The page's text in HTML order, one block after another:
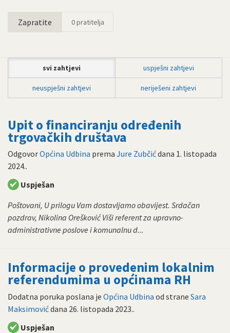
Zapratite 0pratitelja
svi zahtjevi uspješni zahtjevi
neuspješni zahtjevi neriješeni zahtjevi
Upit o financiranju određenih
trgovačkih društava
OdgovorOpćina Udbina prema Jure Zubčićdana 1. listopada
2024..
Uspješan
Poštovani, U prilogu Vam dostavljamo obavijest. Srdačan
pozdrav, Nikolina Orešković Viši referent za upravno-
administrativne poslove i komunalnu d...
Informacije o provedenim lokalnim
referendumima u općinama RH
Dodatna poruka poslana je Općina Udbina od strane Sara
Maksimovićdana 26. listopada 2023..
Uspješan